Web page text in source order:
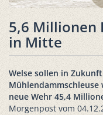
5,6 Millionen
in Mitte
Welse sollen in
neue Wehr 45,4
Morgenpost vom